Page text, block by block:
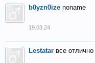
b0yzn0ize noname
19.03.24
Lestatar все отлично